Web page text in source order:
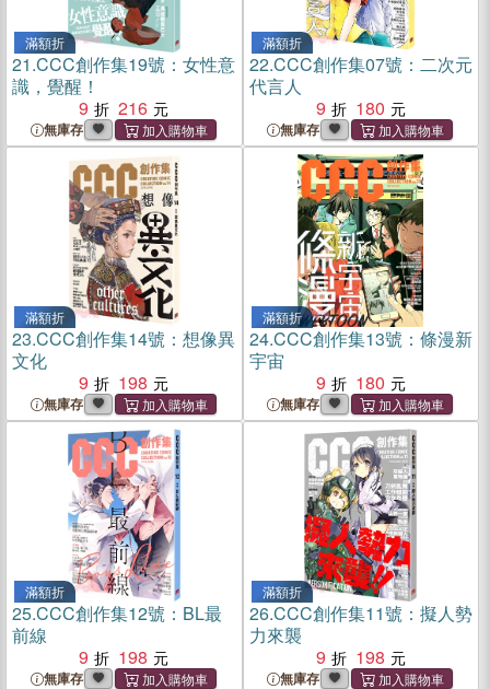
滿額折
21.CCC創作集19號：女性意
識，覺醒！
9
216
無庫存
滿額折
22.CCC創作集07號：二次元
代言人
9
180
無庫存
滿額折
23.CCC創作集14號：想像異
文化
9
198
無庫存
滿額折
24.CCC創作集13號：條漫新
宇宙
9
180
無庫存
滿額折
25.CCC創作集12號：BL最
前線
9
198
無庫存
滿額折
26.CCC創作集11號：擬人勢
力來襲
9
198
無庫存